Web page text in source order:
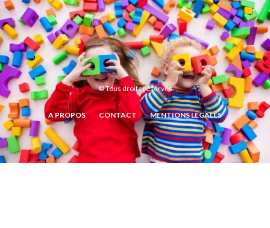
© Tous droits réservés
A PROPOS CONTACT MENTIONS LÉGALES